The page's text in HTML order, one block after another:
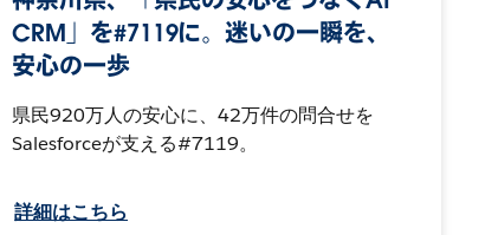
CRM」を#7119に。迷いの一瞬を、
安心の一歩
県民920万人の安心に、42万件の問合せを
Salesforceが支える#7119。
詳細はこちら